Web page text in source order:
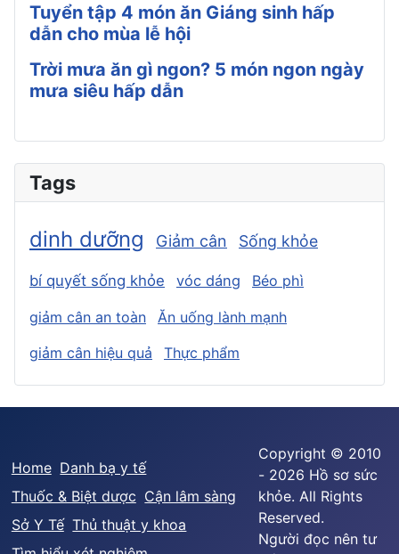
Tuyển tập 4 món ăn Giáng sinh hấp
dẫn cho mùa lễ hội
Trời mưa ăn gì ngon? 5 món ngon ngày
mưa siêu hấp dẫn
Tags
dinh dưỡng Giảm cân Sống khỏe
bí quyết sống khỏe vóc dáng Béo phì
giảm cân an toàn
Ăn uống lành mạnh
giảm cân hiệu quả
Thực phẩm
Home Danh bạ y tế
Thuốc & Biệt dược Cận lâm sàng
Sở Y Tế Thủ thuật y khoa
Copyright © 2010
- 2026 Hồ sơ sức
khỏe. All Rights
Reserved.
Người đọc nên tư